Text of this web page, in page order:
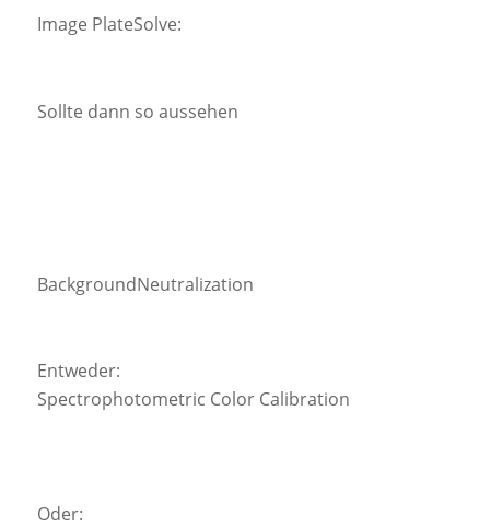
Image PlateSolve:
Sollte dann so aussehen
BackgroundNeutralization
Entweder:
Spectrophotometric Color Calibration
Oder: